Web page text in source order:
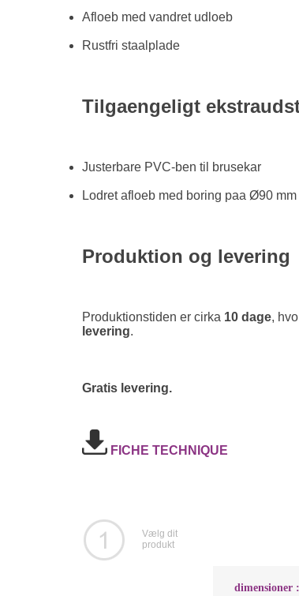
Afloeb med vandret udloeb
Rustfri staalplade
Tilgaengeligt
Justerbare PVC-ben til brusekar
Lodret afloeb med boring paa Ø90 mm
Produktion og levering
Produktionstiden er cirka 10 dage,
levering.
Gratis levering.
FICHE TECHNIQUE
Vælg dit
produkt
dimensioner :